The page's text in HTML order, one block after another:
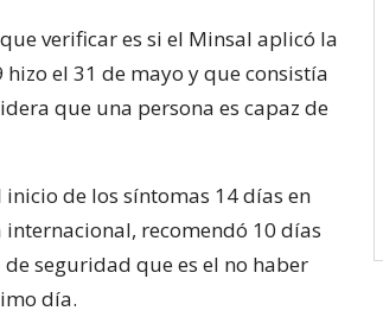
verificar es si el Minsal aplicó la
el 31 de mayo y que consistía
que una persona es capaz de
de los síntomas 14 días en
recomendó 10 días
seguridad que es el no haber
día.